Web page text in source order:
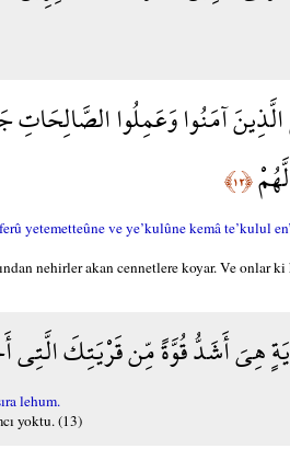
آمَنُوا وَعَمِلُوا
﴿١٢﴾
ve ye’kulûne kemâ te’kulul
nehirler akan cennetlere koyar. Ve onlar
هِيَ أَشَدُّ قُوَّةً مِّن قَرْيَتِكَ
lehum.
yoktu. (13)